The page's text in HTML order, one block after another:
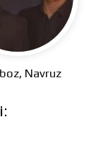
Navruz